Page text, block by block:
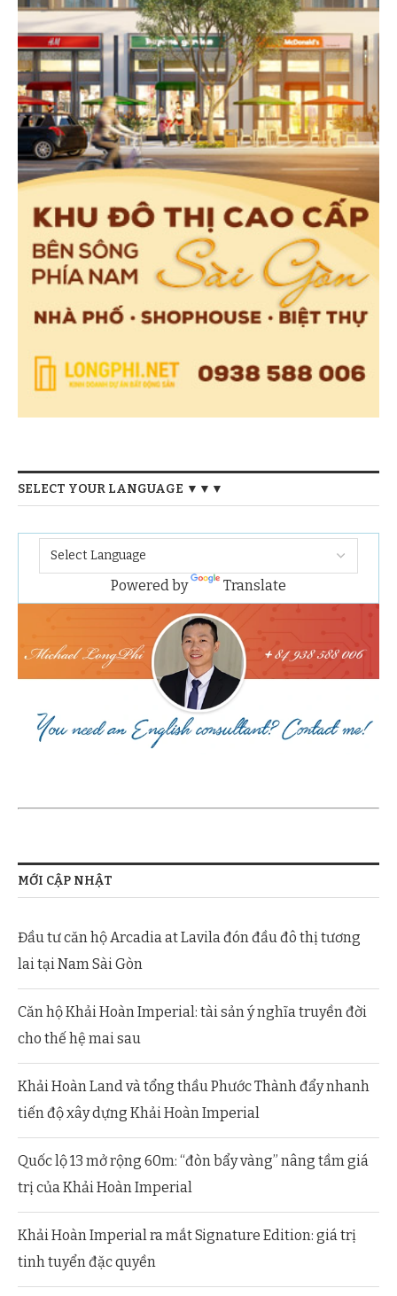
SELECT YOUR LANGUAGE ▼▼▼
Powered by Translate
MỚI CẬP NHẬT
Đầu tư căn hộ Arcadia at Lavila đón đầu đô thị tương
lai tại Nam Sài Gòn
Căn hộ Khải Hoàn Imperial: tài sản ý nghĩa truyền đời
cho thế hệ mai sau
Khải Hoàn Land và tổng thầu Phước Thành đẩy nhanh
tiến độ xây dựng Khải Hoàn Imperial
Quốc lộ 13 mở rộng 60m: “đòn bẩy vàng” nâng tầm giá
trị của Khải Hoàn Imperial
Khải Hoàn Imperial ra mắt Signature Edition: giá trị
tinh tuyển đặc quyền